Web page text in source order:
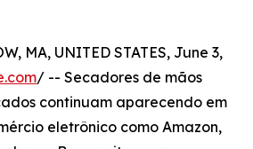
MA, UNITED STATES, June 3,
/ -- Secadores de mãos
continuam aparecendo em
eletrônico como Amazon,